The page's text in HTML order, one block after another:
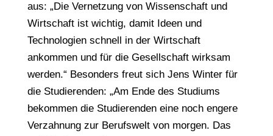
aus: „Die Vernetzung von Wissenschaft und
Wirtschaft ist wichtig, damit Ideen und
Technologien schnell in der Wirtschaft
ankommen und für die Gesellschaft wirksam
werden.“ Besonders freut sich Jens Winter für
die Studierenden: „Am Ende des Studiums
bekommen die Studierenden eine noch engere
Verzahnung zur Berufswelt von morgen. Das